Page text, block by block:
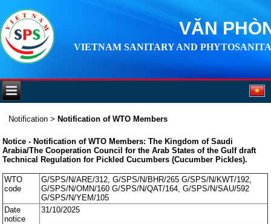
VĂN
VIETNAM SANITARY AND
Notification > Notification of WTO Members
Notice - Notification of WTO Members: The Kingdom of Saudi
Arabia/The Cooperation Council for the Arab States of the Gulf draft
Technical Regulation for Pickled Cucumbers (Cucumber Pickles).
WTO
code
G/SPS/N/ARE/312, G/SPS/N/BHR/265 G/SPS/N/KWT/192,
G/SPS/N/OMN/160 G/SPS/N/QAT/164, G/SPS/N/SAU/592
G/SPS/N/YEM/105
Date
notice
31/10/2025